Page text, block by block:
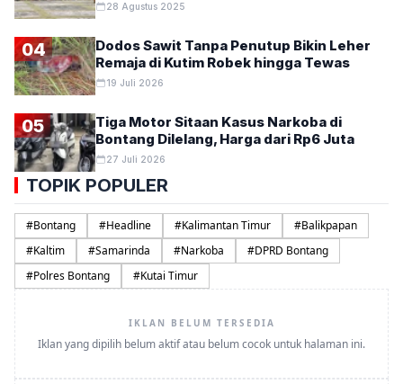
28 Agustus 2025
04
Dodos Sawit Tanpa Penutup Bikin Leher
Remaja di Kutim Robek hingga Tewas
19 Juli 2026
05
Tiga Motor Sitaan Kasus Narkoba di
Bontang Dilelang, Harga dari Rp6 Juta
27 Juli 2026
TOPIK POPULER
#Bontang #Headline #Kalimantan Timur #Balikpapan
#Kaltim #Samarinda #Narkoba #DPRD Bontang
#Polres Bontang #Kutai Timur
IKLAN BELUM TERSEDIA
Iklan yang dipilih belum aktif atau belum cocok untuk halaman ini.